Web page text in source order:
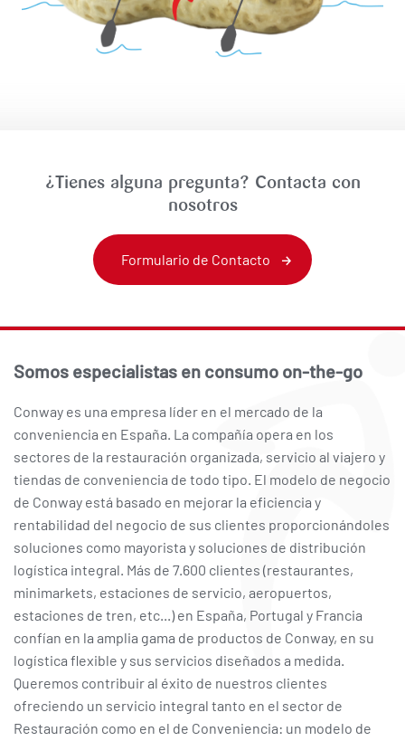
¿Tienes alguna pregunta? Contacta con
nosotros
Formulario de Contacto
Somos especialistas en consumo on-the-go
Conway es una empresa líder en el mercado de la
conveniencia en España. La compañía opera en los
sectores de la restauración organizada, servicio al viajero y
tiendas de conveniencia de todo tipo. El modelo de negocio
de Conway está basado en mejorar la eficiencia y
rentabilidad del negocio de sus clientes proporcionándoles
soluciones como mayorista y soluciones de distribución
logística integral. Más de 7.600 clientes (restaurantes,
minimarkets, estaciones de servicio, aeropuertos,
estaciones de tren, etc...) en España, Portugal y Francia
confían en la amplia gama de productos de Conway, en su
logística flexible y sus servicios diseñados a medida.
Queremos contribuir al éxito de nuestros clientes
ofreciendo un servicio integral tanto en el sector de
Restauración como en el de Conveniencia: un modelo de